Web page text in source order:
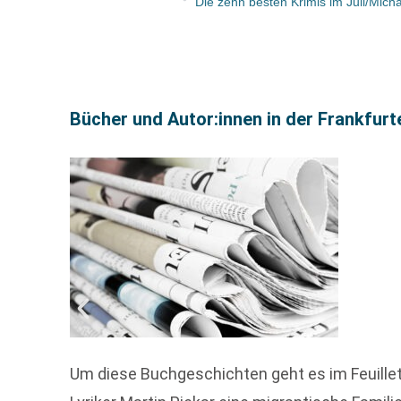
Bücher und Autor:innen in der
Um diese Buchgeschichten geht es im